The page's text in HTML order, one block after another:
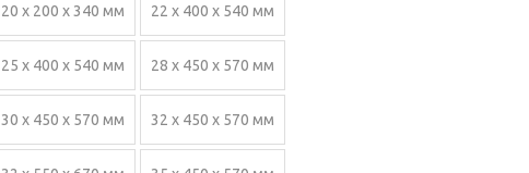
20 х 200 х 340 мм 22 х 400 х 540 мм
25 х 400 х 540 мм 28 х 450 х 570 мм
30 х 450 х 570 мм 32 х 450 х 570 мм